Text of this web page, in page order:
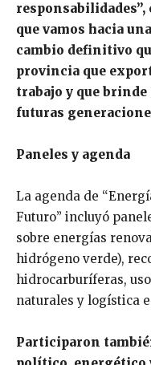
responsabilidades”,
que vamos hacia
cambio definitivo
provincia que
trabajo y que
futuras
Paneles y agenda
La agenda de
Futuro” incluyó
sobre energías
hidrógeno verde),
hidrocarburíferas,
naturales y logística
Participaron